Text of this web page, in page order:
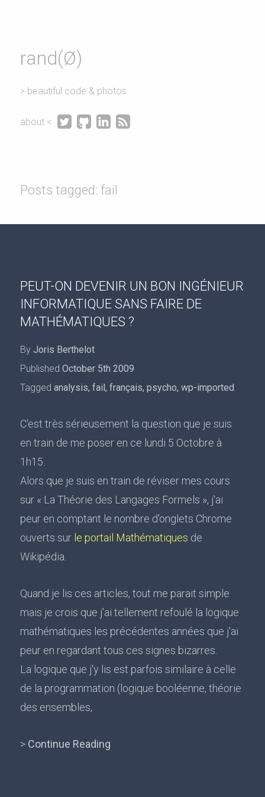
rand(Ø)
> beautiful code & photos
about <    
Posts tagged: fail
PEUT-ON DEVENIR UN BON INGÉNIEUR
INFORMATIQUE SANS FAIRE DE
MATHÉMATIQUES ?
By Joris Berthelot
Published October 5th 2009
Tagged analysis, fail, français, psycho, wp-imported
C'est très sérieusement la question que je suis
en train de me poser en ce lundi 5 Octobre à
1h15.
Alors que je suis en train de réviser mes cours
sur « La Théorie des Langages Formels », j'ai
peur en comptant le nombre d'onglets Chrome
ouverts sur le portail Mathématiques de
Wikipédia.
Quand je lis ces articles, tout me parait simple
mais je crois que j'ai tellement refoulé la logique
mathématiques les précédentes années que j'ai
peur en regardant tous ces signes bizarres.
La logique que j'y lis est parfois similaire à celle
de la programmation (logique booléenne, théorie
des ensembles,
> Continue Reading